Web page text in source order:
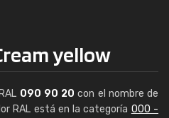
yellow
090 90 20 con el nombre de
RAL está en la categoría 000 -